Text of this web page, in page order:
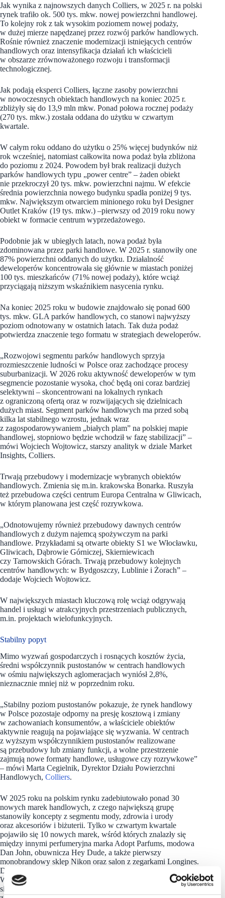
Jak wynika z najnowszych danych Colliers, w 2025 r. na polski
rynek trafiło ok. 500 tys. mkw. nowej powierzchni handlowej.
To kolejny rok z tak wysokim poziomem nowej podaży,
w dużej mierze napędzanej przez rozwój parków handlowych.
Rośnie również znaczenie modernizacji istniejących centrów
handlowych oraz intensyfikacja działań ich właścicieli
w obszarze zrównoważonego rozwoju i transformacji
technologicznej.
Jak podają eksperci Colliers, łączne zasoby powierzchni
w nowoczesnych obiektach handlowych na koniec 2025 r.
zbliżyły się do 13,9 mln mkw. Ponad połowa rocznej podaży
(270 tys. mkw.) została oddana do użytku w czwartym
kwartale.
W całym roku oddano do użytku o 25% więcej budynków niż
rok wcześniej, natomiast całkowita nowa podaż była zbliżona
do poziomu z 2024. Powodem był brak realizacji dużych
parków handlowych typu „power centre” – żaden obiekt
nie przekroczył 20 tys. mkw. powierzchni najmu. W efekcie
średnia powierzchnia nowego budynku spadła poniżej 9 tys.
mkw. Największym otwarciem minionego roku był Designer
Outlet Kraków (19 tys. mkw.) –pierwszy od 2019 roku nowy
obiekt w formacie centrum wyprzedażowego.
Podobnie jak w ubiegłych latach, nowa podaż była
zdominowana przez parki handlowe. W 2025 r. stanowiły one
87% powierzchni oddanych do użytku. Działalność
deweloperów koncentrowała się głównie w miastach poniżej
100 tys. mieszkańców (71% nowej podaży), które wciąż
przyciągają niższym wskaźnikiem nasycenia rynku.
Na koniec 2025 roku w budowie znajdowało się ponad 600
tys. mkw. GLA parków handlowych, co stanowi najwyższy
poziom odnotowany w ostatnich latach. Tak duża podaż
potwierdza znaczenie tego formatu w strategiach deweloperów.
„Rozwojowi segmentu parków handlowych sprzyja
rozmieszczenie ludności w Polsce oraz zachodzące procesy
suburbanizacji. W 2026 roku aktywność deweloperów w tym
segmencie pozostanie wysoka, choć będą oni coraz bardziej
selektywni – skoncentrowani na lokalnych rynkach
z ograniczoną ofertą oraz w rozwijających się dzielnicach
dużych miast. Segment parków handlowych ma przed sobą
kilka lat stabilnego wzrostu, jednak wraz
z zagospodarowywaniem „białych plam” na polskiej mapie
handlowej, stopniowo będzie wchodził w fazę stabilizacji” –
mówi Wojciech Wojtowicz, starszy analityk w dziale Market
Insights, Colliers.
Trwają przebudowy i modernizacje wybranych obiektów
handlowych. Zmienia się m.in. krakowska Bonarka. Ruszyła
też przebudowa części centrum Europa Centralna w Gliwicach,
w którym planowana jest część rozrywkowa.
„Odnotowujemy również przebudowy dawnych centrów
handlowych z dużym najemcą spożywczym na parki
handlowe. Przykładami są otwarte obiekty S1 we Włocławku,
Gliwicach, Dąbrowie Górniczej, Skierniewicach
czy Tarnowskich Górach. Trwają przebudowy kolejnych
centrów handlowych: w Bydgoszczy, Lublinie i Żorach” –
dodaje Wojciech Wojtowicz.
W największych miastach kluczową rolę wciąż odgrywają
handel i usługi w atrakcyjnych przestrzeniach publicznych,
m.in. projektach wielofunkcyjnych.
Stabilny popyt
Mimo wyzwań gospodarczych i rosnących kosztów życia,
średni współczynnik pustostanów w centrach handlowych
w ośmiu największych aglomeracjach wyniósł 2,8%,
nieznacznie mniej niż w poprzednim roku.
„Stabilny poziom pustostanów pokazuje, że rynek handlowy
w Polsce pozostaje odporny na presję kosztową i zmiany
w zachowaniach konsumentów, a właściciele obiektów
aktywnie reagują na pojawiające się wyzwania. W centrach
z wyższym współczynnikiem pustostanów realizowane
są przebudowy lub zmiany funkcji, a wolne przestrzenie
zajmują nowe formaty handlowe, usługowe czy rozrywkowe”
– mówi Marta Cegielnik, Dyrektor Działu Powierzchni
Handlowych, Colliers.
W 2025 roku na polskim rynku zadebiutowało ponad 30
nowych marek handlowych, z czego największą grupę
stanowiły koncepty z segmentu mody, zdrowia i urody
oraz akcesoriów i biżuterii. Tylko w czwartym kwartale
pojawiło się 10 nowych marek, wśród których znalazły się
między innymi perfumeryjna marka Adopt Parfums, modowa
Dan John, obuwnicza Hey Dude, a także pierwszy
monobrandowy sklep Nikon oraz salon z zegarkami Longines.
Do polskich obiektów handlowych wróciła marka Boardriders.
W Szczecinie otwarto pierwszą w Polsce placówkę niemieckiej
sieci Burgermeister. Te debiuty potwierdzają rosnące